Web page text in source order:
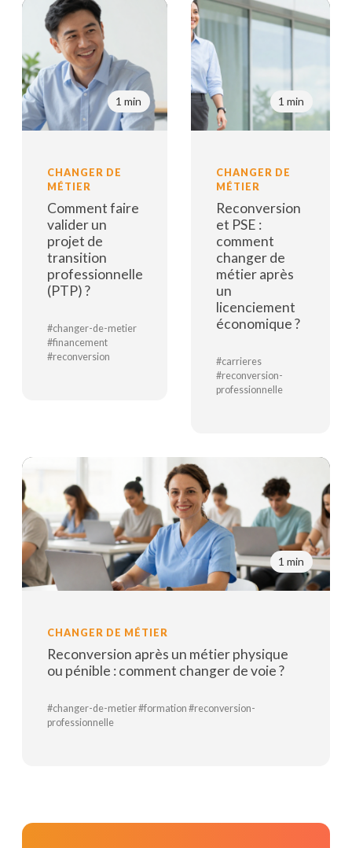
1 min
CHANGER DE
MÉTIER
Comment faire
valider un
projet de
transition
professionnelle
(PTP) ?
#changer-de-metier
#financement
#reconversion
1 min
CHANGER DE
MÉTIER
Reconversion
et PSE :
comment
changer de
métier après
un
licenciement
économique ?
#carrieres
#reconversion-
professionnelle
1 min
CHANGER DE MÉTIER
Reconversion après un métier physique
ou pénible : comment changer de voie ?
#changer-de-metier #formation #reconversion-
professionnelle